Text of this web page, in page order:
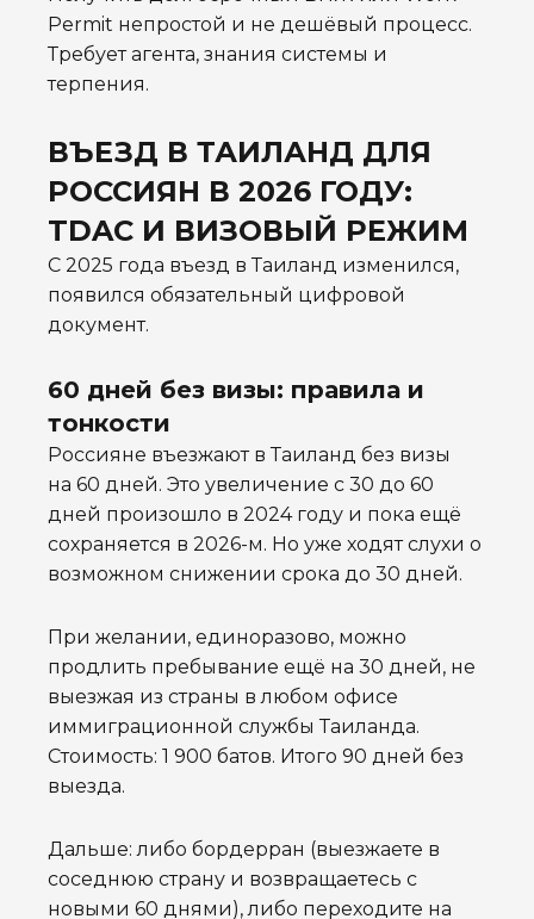
Permit непростой и не дешёвый процесс.
Требует агента, знания системы и
терпения.
ВЪЕЗД В ТАИЛАНД ДЛЯ
РОССИЯН В 2026 ГОДУ:
TDAC И ВИЗОВЫЙ РЕЖИМ
С 2025 года въезд в Таиланд изменился,
появился обязательный цифровой
документ.
60 дней без визы: правила и
тонкости
Россияне въезжают в Таиланд без визы
на 60 дней. Это увеличение с 30 до 60
дней произошло в 2024 году и пока ещё
сохраняется в 2026-м. Но уже ходят слухи о
возможном снижении срока до 30 дней.
При желании, единоразово, можно
продлить пребывание ещё на 30 дней, не
выезжая из страны в любом офисе
иммиграционной службы Таиланда.
Стоимость: 1 900 батов. Итого 90 дней без
выезда.
Дальше: либо бордерран (выезжаете в
соседнюю страну и возвращаетесь с
новыми 60 днями), либо переходите на